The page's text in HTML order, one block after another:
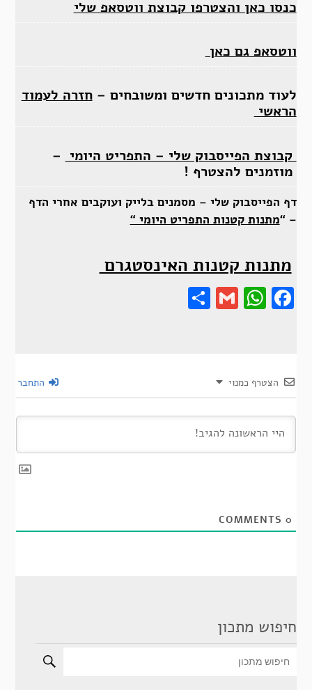
כנסו כאן והצטרפו קבוצת ווטסאפ שלי
ווטסאפ גם כאן
לעוד מתכונים חדשים ומשובחים –חזרה לעמוד
הראשי
קבוצת הפייסבוק שלי – התפריט היומי –
מוזמנים להצטרף !
דף הפייסבוק שלי – מסמנים בלייק ועוקבים אחרי הדף
– “מתנות קטנות התפריט היומי “
מתנות קטנות האינסטגרם
Gmail
Share
הצטרף כמנוי התחבר
0
חיפוש מתכון